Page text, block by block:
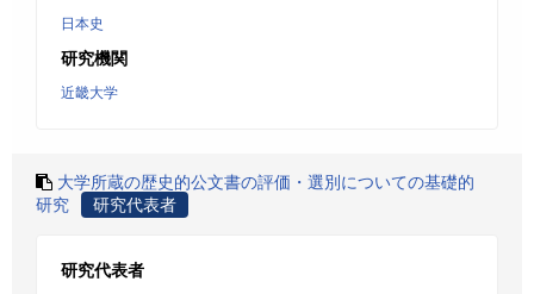
日本史
研究機関
近畿大学
大学所蔵の歴史的公文書の評価・選別についての基礎的
研究
研究代表者
研究代表者